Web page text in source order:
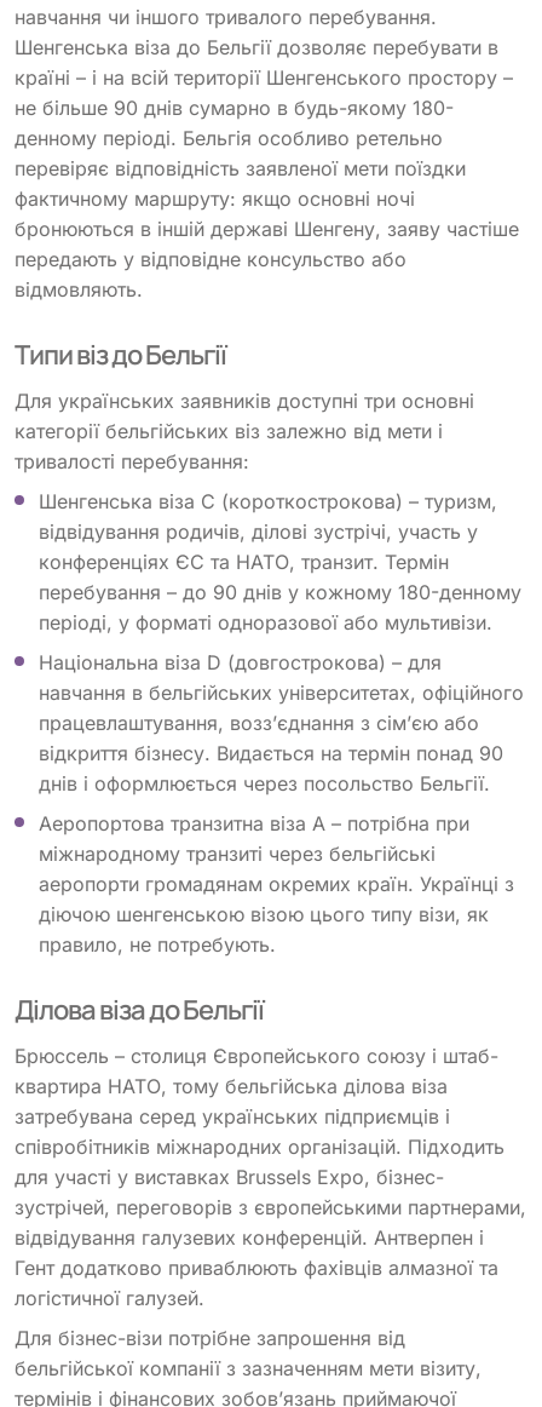
навчання чи іншого тривалого перебування.
Шенгенська віза до Бельгії дозволяє перебувати в
країні – і на всій території Шенгенського простору –
не більше 90 днів сумарно в будь-якому 180-
денному періоді. Бельгія особливо ретельно
перевіряє відповідність заявленої мети поїздки
фактичному маршруту: якщо основні ночі
бронюються в іншій державі Шенгену, заяву частіше
передають у відповідне консульство або
відмовляють.
Типи віз до Бельгії
Для українських заявників доступні три основні
категорії бельгійських віз залежно від мети і
тривалості перебування:
Шенгенська віза C (короткострокова) – туризм,
відвідування родичів, ділові зустрічі, участь у
конференціях ЄС та НАТО, транзит. Термін
перебування – до 90 днів у кожному 180-денному
періоді, у форматі одноразової або мультивізи.
Національна віза D (довгострокова) – для
навчання в бельгійських університетах, офіційного
працевлаштування, возз’єднання з сім’єю або
відкриття бізнесу. Видається на термін понад 90
днів і оформлюється через посольство Бельгії.
Аеропортова транзитна віза A – потрібна при
міжнародному транзиті через бельгійські
аеропорти громадянам окремих країн. Українці з
діючою шенгенською візою цього типу візи, як
правило, не потребують.
Ділова віза до Бельгії
Брюссель – столиця Європейського союзу і штаб-
квартира НАТО, тому бельгійська ділова віза
затребувана серед українських підприємців і
співробітників міжнародних організацій. Підходить
для участі у виставках Brussels Expo, бізнес-
зустрічей, переговорів з європейськими партнерами,
відвідування галузевих конференцій. Антверпен і
Гент додатково приваблюють фахівців алмазної та
логістичної галузей.
Для бізнес-візи потрібне запрошення від
бельгійської компанії з зазначенням мети візиту,
термінів і фінансових зобов’язань приймаючої